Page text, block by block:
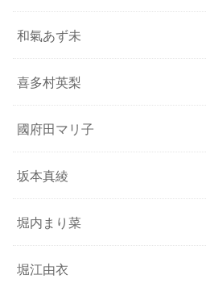
和氣あず未
喜多村英梨
國府田マリ子
坂本真綾
堀内まり菜
堀江由衣